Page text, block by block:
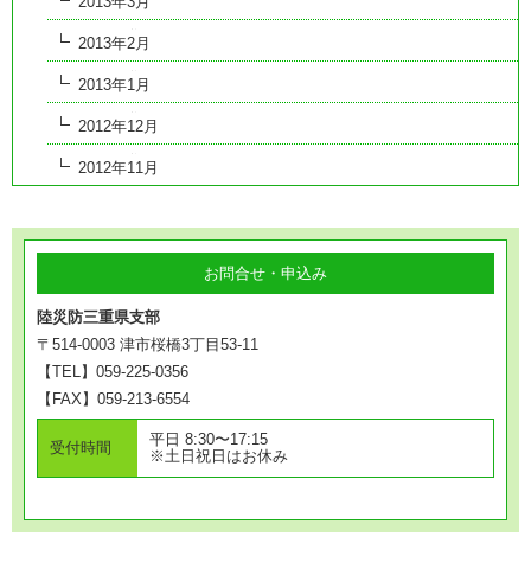
2013年2月
2013年1月
2012年12月
2012年11月
お問合せ・申込み
陸災防三重県支部
〒514-0003 津市桜橋3丁目53-11
【TEL】059-225-0356
【FAX】059-213-6554
受付時間
平日 8:30〜17:15
※土日祝日はお休み